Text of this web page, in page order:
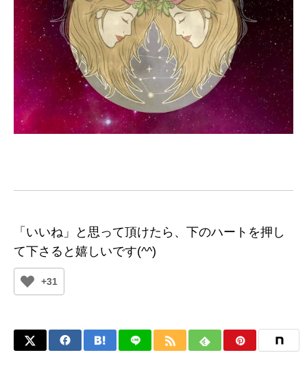
「いいね」と思って頂けたら、下のハートを押し
て下さると嬉しいです(^^)
+31